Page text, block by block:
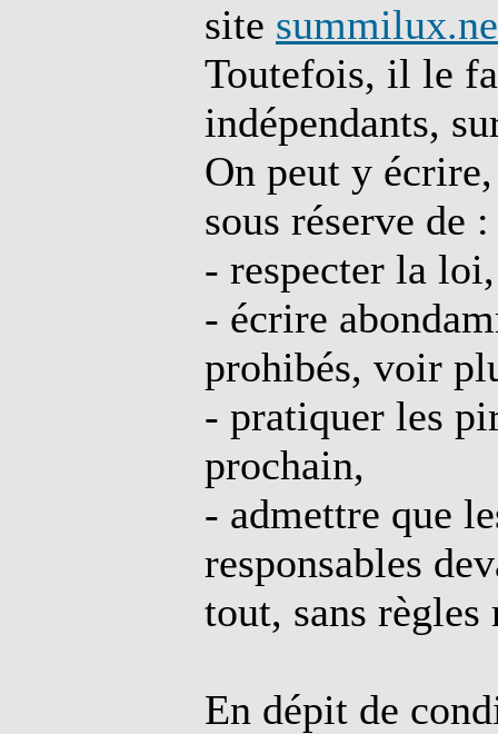
site
Toutefois, il le
indépendants,
On peut y
sous réserve de :
- respecter la loi,
- écrire
prohibés, voir
- pratiquer les
prochain,
- admettre que
responsables
tout, sans
En dépit de